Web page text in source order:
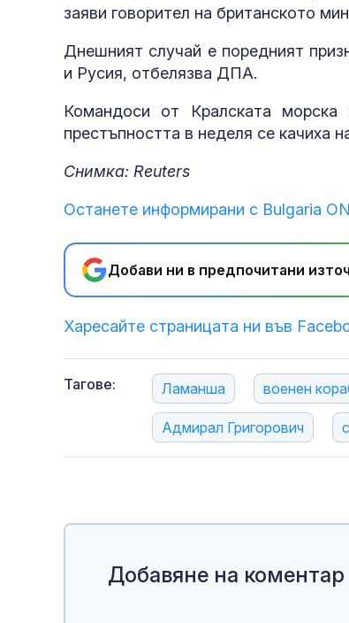
заяви говорител на британското
Днешният случай е поредният
и Русия, отбелязва ДПА.
Командоси от Кралската
престъпността в неделя се качиха
Снимка: Reuters
Останете информирани с Bulgaria
Добави ни в предпочитани
Харесайте страницата ни във
Тагове: Ламанша военен
Адмирал Григорович
Добавяне на коментар